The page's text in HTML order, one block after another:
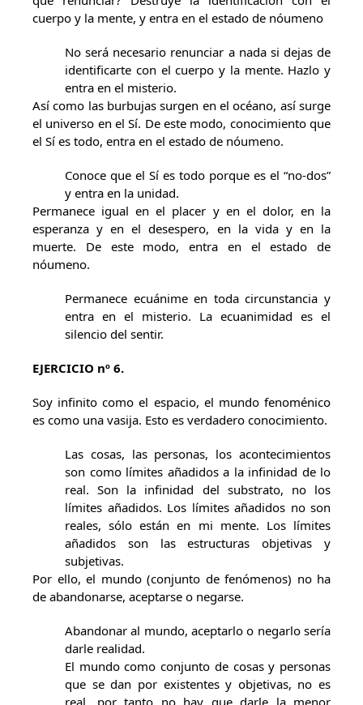
cuerpo y la mente, y entra en el estado de nóumeno
No será necesario renunciar a nada si dejas de
identificarte con el cuerpo y la mente. Hazlo y
entra en el misterio.
Así como las burbujas surgen en el océano, así surge
el universo en el Sí. De este modo, conocimiento que
el Sí es todo, entra en el estado de nóumeno.
Conoce que el Sí es todo porque es el “no-dos”
y entra en la unidad.
Permanece igual en el placer y en el dolor, en la
esperanza y en el desespero, en la vida y en la
muerte. De este modo, entra en el estado de
nóumeno.
Permanece ecuánime en toda circunstancia y
entra en el misterio. La ecuanimidad es el
silencio del sentir.
EJERCICIO nº 6.
Soy infinito como el espacio, el mundo fenoménico
es como una vasija. Esto es verdadero conocimiento.
Las cosas, las personas, los acontecimientos
son como límites añadidos a la infinidad de lo
real. Son la infinidad del substrato, no los
límites añadidos. Los límites añadidos no son
reales, sólo están en mi mente. Los límites
añadidos son las estructuras objetivas y
subjetivas.
Por ello, el mundo (conjunto de fenómenos) no ha
de abandonarse, aceptarse o negarse.
Abandonar al mundo, aceptarlo o negarlo sería
darle realidad.
El mundo como conjunto de cosas y personas
que se dan por existentes y objetivas, no es
real, por tanto no hay que darle la menor